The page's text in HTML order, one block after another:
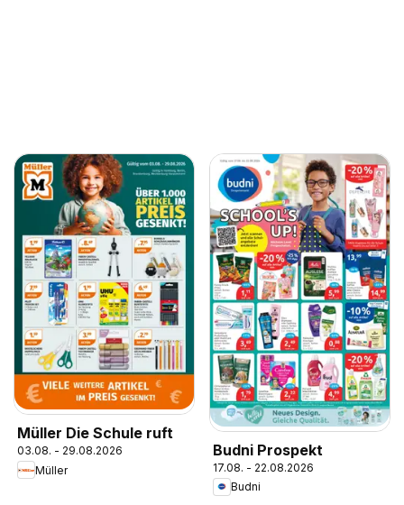
Müller Die Schule ruft
03.08. - 29.08.2026
Müller
Budni Prospekt
17.08. - 22.08.2026
Budni